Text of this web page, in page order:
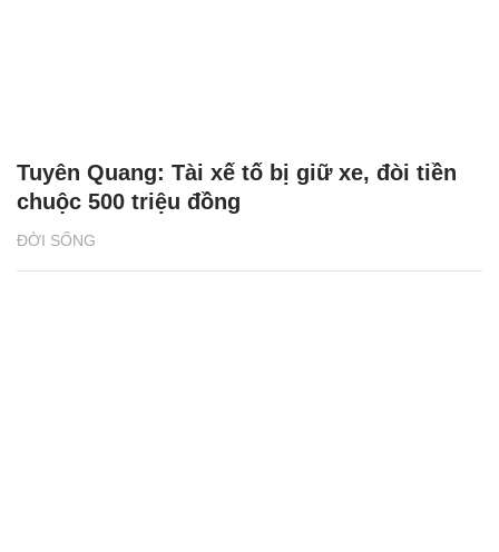
ĐỜI SỐNG
Tuyên Quang: Tài xế tố bị giữ xe, đòi tiền
chuộc 500 triệu đồng